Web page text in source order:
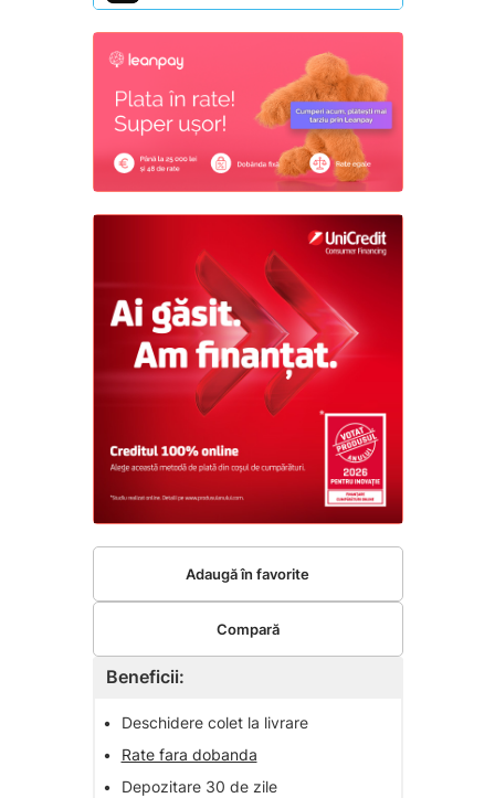
Beneficii:
•
Deschidere colet la livrare
•
Rate fara dobanda
•
Depozitare 30 de zile
Adaugă în favorite
Compară